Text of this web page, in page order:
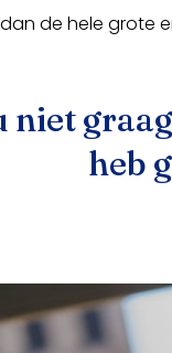
de hele grote
niet
heb